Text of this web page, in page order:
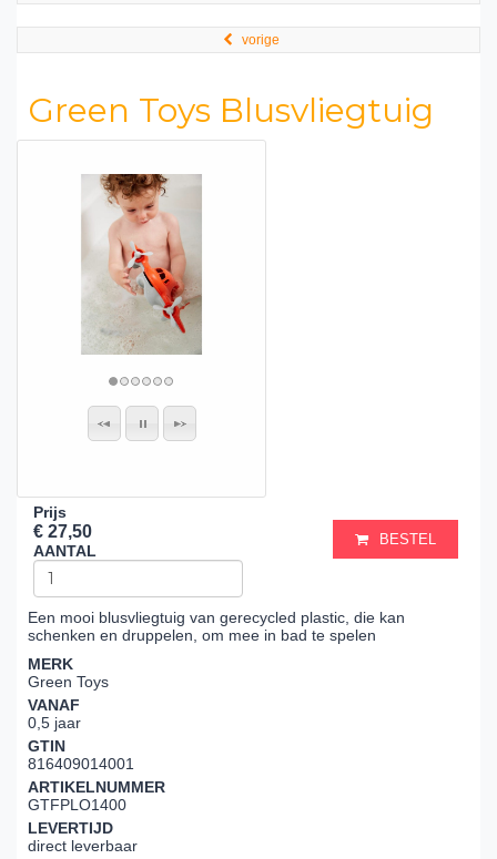
vorige
Green Toys Blusvliegtuig
Prijs
€ 27,50
AANTAL
BESTEL
Een mooi blusvliegtuig van gerecycled plastic, die kan
schenken en druppelen, om mee in bad te spelen
MERK
Green Toys
VANAF
0,5 jaar
GTIN
816409014001
ARTIKELNUMMER
GTFPLO1400
LEVERTIJD
direct leverbaar